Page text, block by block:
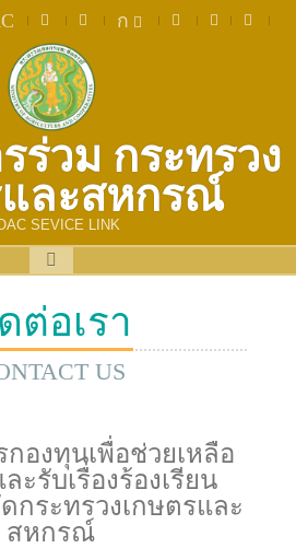
ก
ร่วม กระทรวง
และสหกรณ์
SEVICE LINK
ต่อเรา
US
องทุนเพื่อช่วยเหลือ
ะรับเรื่องร้องเรียน
กระทรวงเกษตรและ
สหกรณ์